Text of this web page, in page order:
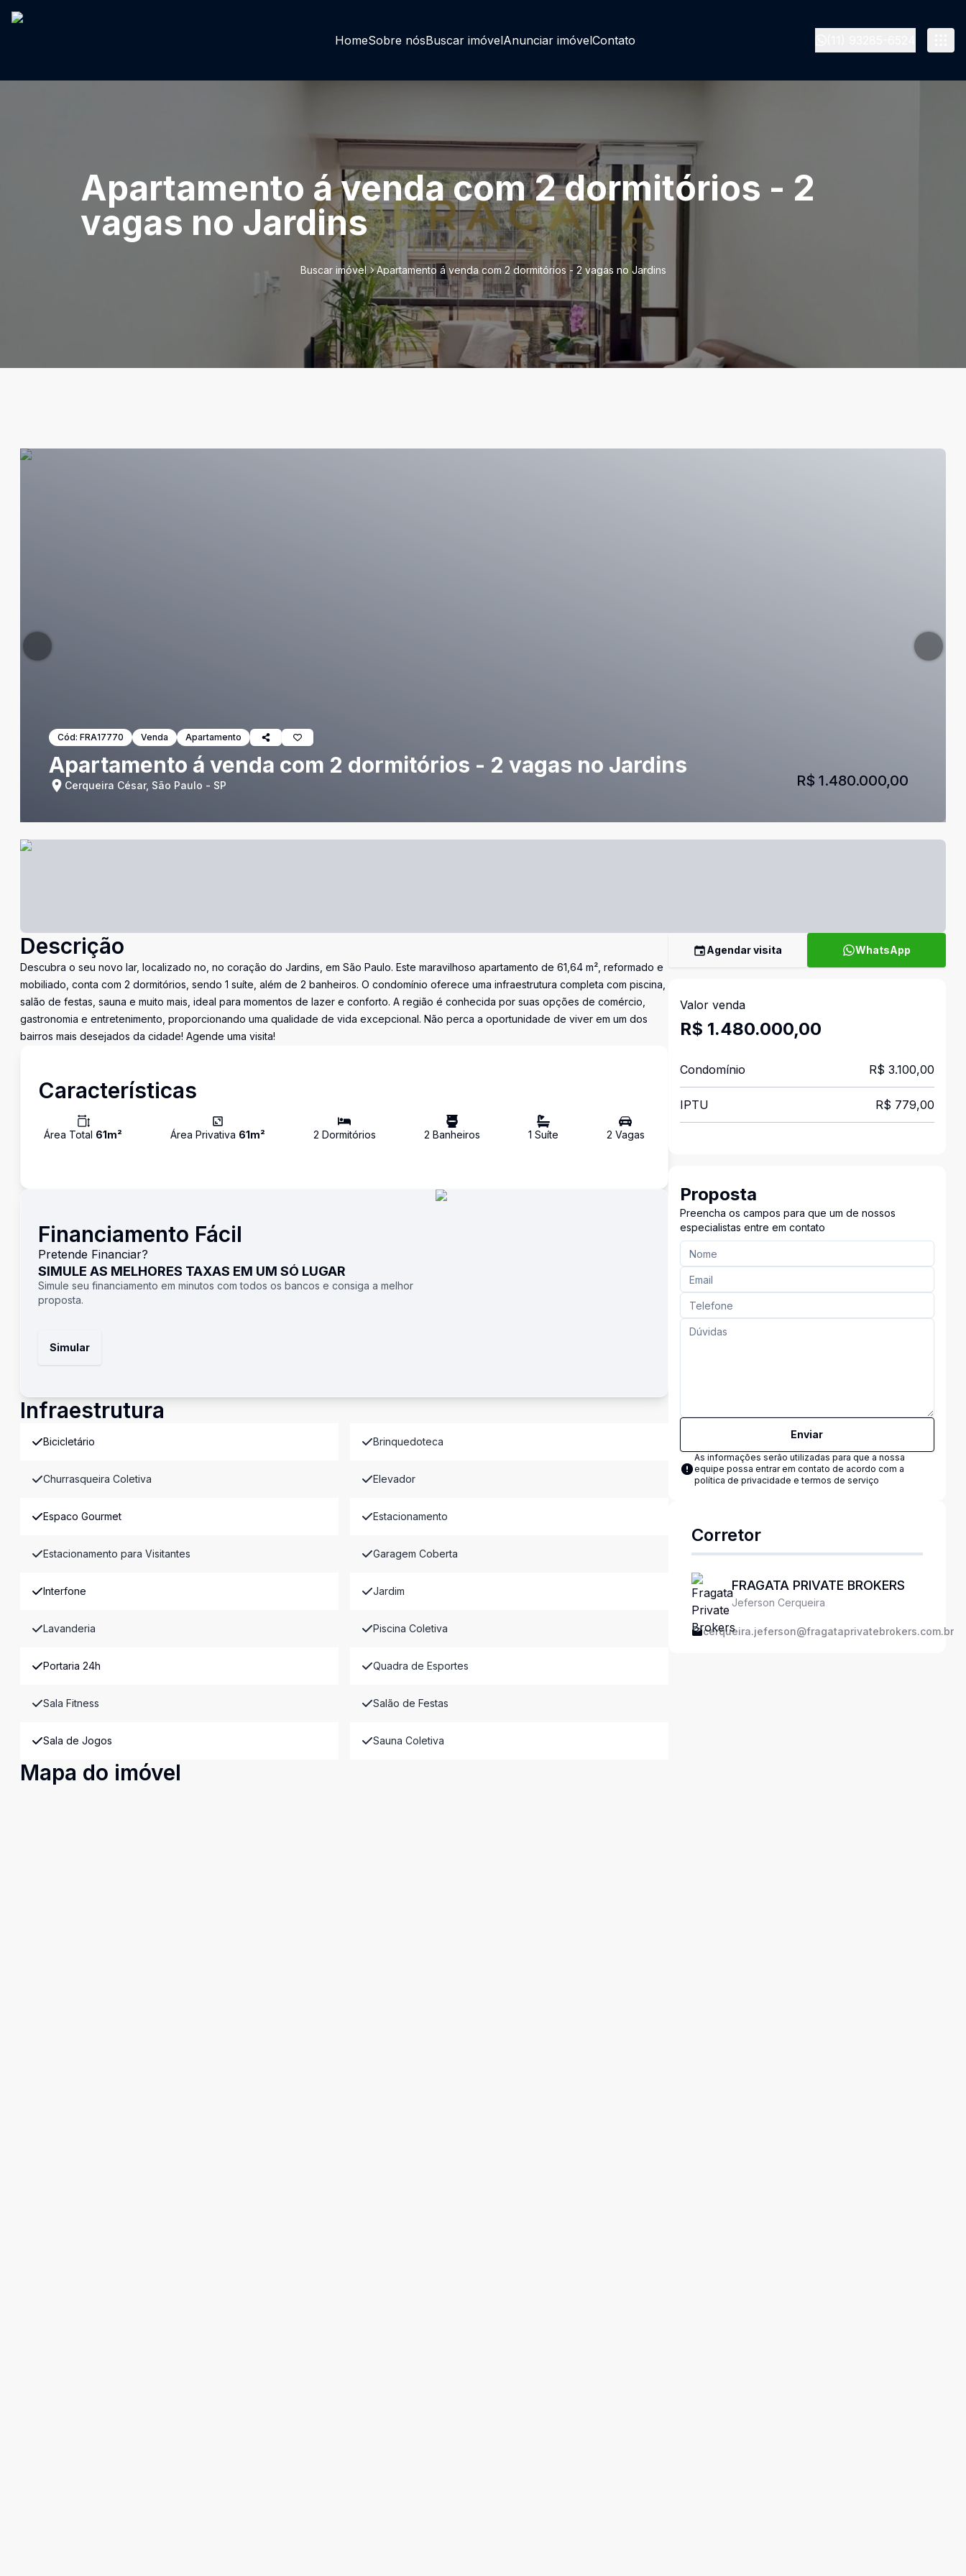
HomeSobre nósBuscar imóvelAnunciar imóvelContato
Apartamento á venda com 2 dormitórios - 2
vagas no Jardins
Buscar imóvel Apartamento á venda com 2 dormitórios - 2 vagas no Jardins
Cód: FRA17770 Venda Apartamento
Apartamento á venda com 2 dormitórios - 2 vagas no Jardins
Cerqueira César, São Paulo - SP R$ 1.480.000,00
Descrição
Descubra o seu novo lar, localizado no, no coração do Jardins, em São Paulo. Este maravilhoso apartamento de 61,64 m², reformado e
mobiliado, conta com 2 dormitórios, sendo 1 suíte, além de 2 banheiros. O condomínio oferece uma infraestrutura completa com piscina,
salão de festas, sauna e muito mais, ideal para momentos de lazer e conforto. A região é conhecida por suas opções de comércio,
gastronomia e entretenimento, proporcionando uma qualidade de vida excepcional. Não perca a oportunidade de viver em um dos
bairros mais desejados da cidade! Agende uma visita!
Características
Área Total 61m² Área Privativa 61m² 2 Dormitórios 2 Banheiros 1 Suíte 2 Vagas
Financiamento Fácil
Pretende Financiar?
SIMULE AS MELHORES TAXAS EM UM SÓ LUGAR
Simule seu financiamento em minutos com todos os bancos e consiga a melhor
proposta.
Simular
Infraestrutura
Bicicletário Brinquedoteca
Churrasqueira Coletiva Elevador
Espaco Gourmet Estacionamento
Estacionamento para Visitantes Garagem Coberta
Interfone Jardim
Lavanderia Piscina Coletiva
Portaria 24h Quadra de Esportes
Sala Fitness Salão de Festas
Sala de Jogos Sauna Coletiva
Mapa do imóvel
Agendar visita WhatsApp
Valor venda
R$ 1.480.000,00
Condomínio R$ 3.100,00
IPTU R$ 779,00
Proposta
Preencha os campos para que um de nossos
especialistas entre em contato
Enviar
As informações serão utilizadas para que a nossa
equipe possa entrar em contato de acordo com a
política de privacidade e termos de serviço
Corretor
FRAGATA PRIVATE BROKERS
Jeferson Cerqueira
cerqueira.jeferson@fragataprivatebrokers.com.br